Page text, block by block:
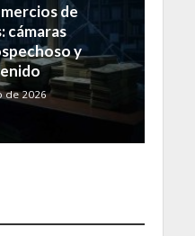
de
cámaras
y
de 2026